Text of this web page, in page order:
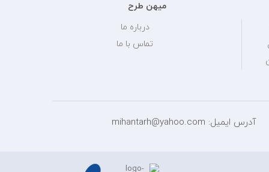
میهن طرح
درباره ما
تماس با ما
آدرس ایمیل: mihantarh@yahoo.com